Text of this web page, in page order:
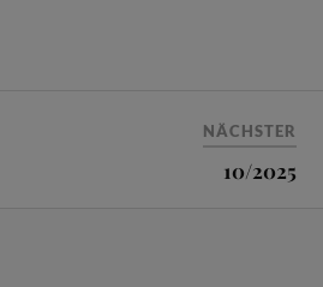
NÄCHSTER
10/2025